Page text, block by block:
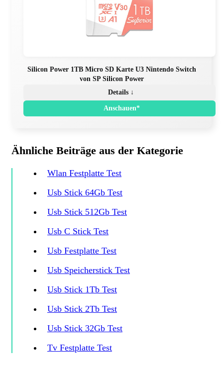
Silicon Power 1TB Micro SD Karte U3 Nintendo Switch
von SP Silicon Power
Details ↓
Anschauen*
Ähnliche Beiträge aus der Kategorie
Wlan Festplatte Test
Usb Stick 64Gb Test
Usb Stick 512Gb Test
Usb C Stick Test
Usb Festplatte Test
Usb Speicherstick Test
Usb Stick 1Tb Test
Usb Stick 2Tb Test
Usb Stick 32Gb Test
Tv Festplatte Test